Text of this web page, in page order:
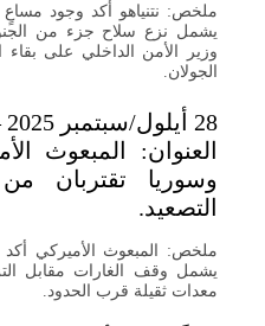
ملخص: نتنياهو أكد وجود مساعٍ
يشمل نزع سلاح جزء من
وزير الأمن الداخلي على بقاء
الجولان.
28 أيلول/سبتمبر 2025 – i24NEWS:
العنوان: المبعوث
وسوريا تقتربان
التصعيد.
ملخص: المبعوث الأميركي أكد
يشمل وقف الغارات مقابل
معدات ثقيلة قرب الحدود.